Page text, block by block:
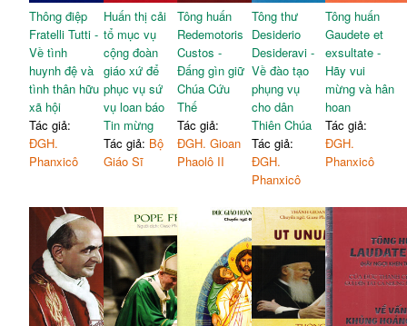
Thông điệp
Fratelli Tutti -
Về tình
huynh đệ và
tình thân hữu
xã hội
Tác giả:
ĐGH.
Phanxicô
Huấn thị cải
tổ mục vụ
cộng đoàn
giáo xứ để
phục vụ sứ
vụ loan báo
Tin mừng
Tác giả: Bộ
Giáo Sĩ
Tông huấn
Redemotoris
Custos -
Đấng gìn giữ
Chúa Cứu
Thế
Tác giả:
ĐGH. Gioan
Phaolô II
Tông thư
Desiderio
Desideravi -
Về đào tạo
phụng vụ
cho dân
Thiên Chúa
Tác giả:
ĐGH.
Phanxicô
Tông huấn
Gaudete et
exsultate -
Hãy vui
mừng và hân
hoan
Tác giả:
ĐGH.
Phanxicô